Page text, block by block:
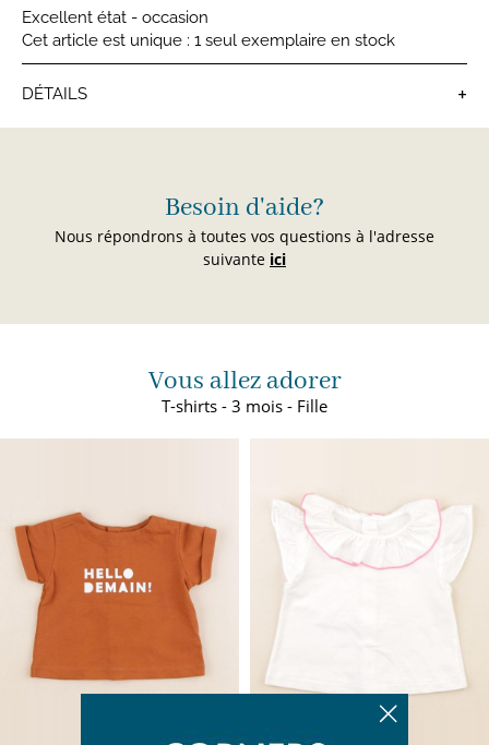
Excellent état - occasion
Cet article est unique : 1 seul exemplaire en stock
DÉTAILS +
T-shirts bébé
Besoin d'aide?
Nous répondrons à toutes vos questions à l'adresse
suivante ici
Vous allez adorer
T-shirts - 3 mois - Fille